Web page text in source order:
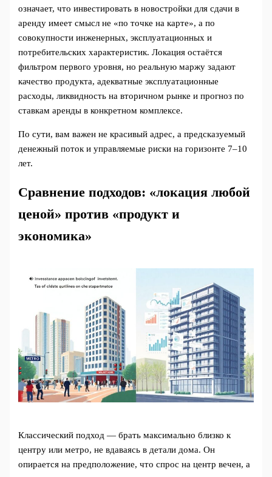
означает, что инвестировать в новостройки для сдачи в
аренду имеет смысл не «по точке на карте», а по
совокупности инженерных, эксплуатационных и
потребительских характеристик. Локация остаётся
фильтром первого уровня, но реальную маржу задают
качество продукта, адекватные эксплуатационные
расходы, ликвидность на вторичном рынке и прогноз по
ставкам аренды в конкретном комплексе.
По сути, вам важен не красивый адрес, а предсказуемый
денежный поток и управляемые риски на горизонте 7–10
лет.
Сравнение подходов: «локация любой
ценой» против «продукт и
экономика»
Классический подход — брать максимально близко к
центру или метро, не вдаваясь в детали дома. Он
опирается на предположение, что спрос на центр вечен, а